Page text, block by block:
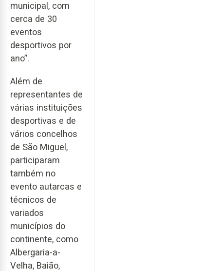
municipal, com
cerca de 30
eventos
desportivos por
ano”.
Além de
representantes de
várias instituições
desportivas e de
vários concelhos
de São Miguel,
participaram
também no
evento autarcas e
técnicos de
variados
municípios do
continente, como
Albergaria-a-
Velha, Baião,